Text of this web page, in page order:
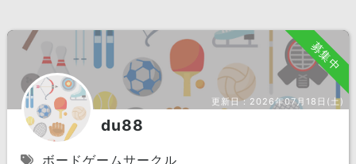
募集中
更新日： 2026年07月18日(土)
du88
ボードゲームサークル